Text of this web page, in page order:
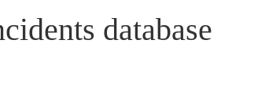
database